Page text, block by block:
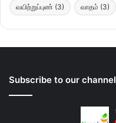
வயிற்றுப்புண் (3) வாதம் (3)
Subscribe to our channel